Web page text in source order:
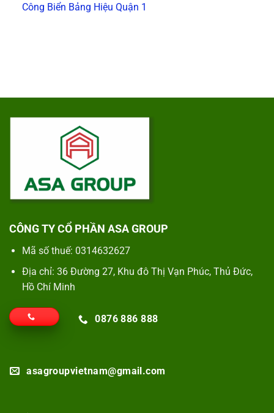
Công Biển Bảng Hiệu Quận 1
CÔNG TY CỔ PHẦN ASA GROUP
Mã số thuế: 0314632627
Địa chỉ: 36 Đường 27, Khu đô Thị Vạn Phúc, Thủ Đức,
Hồ Chí Minh
0876 886 888
asagroupvietnam@gmail.com